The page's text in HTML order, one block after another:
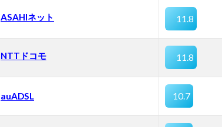
ASAHIネット 11.8
NTTドコモ 11.8
auADSL 10.7